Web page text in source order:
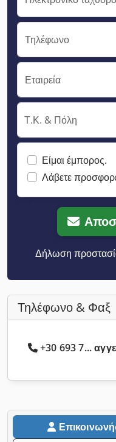
Τηλέφωνο
Εταιρεία
Τ.Κ. & Πόλη
Είμαι έμπορος.
Λάβετε
Δήλωση
Τηλέφωνο & Φαξ
+30 693 7...